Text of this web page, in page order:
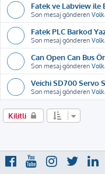
Fatek ve Labview ile
Son mesaj gönderen
Fatek PLC Barkod
Son mesaj gönderen
Can Open Can Bus
Son mesaj gönderen
Veichi SD700 Servo
Son mesaj gönderen
Kilitli